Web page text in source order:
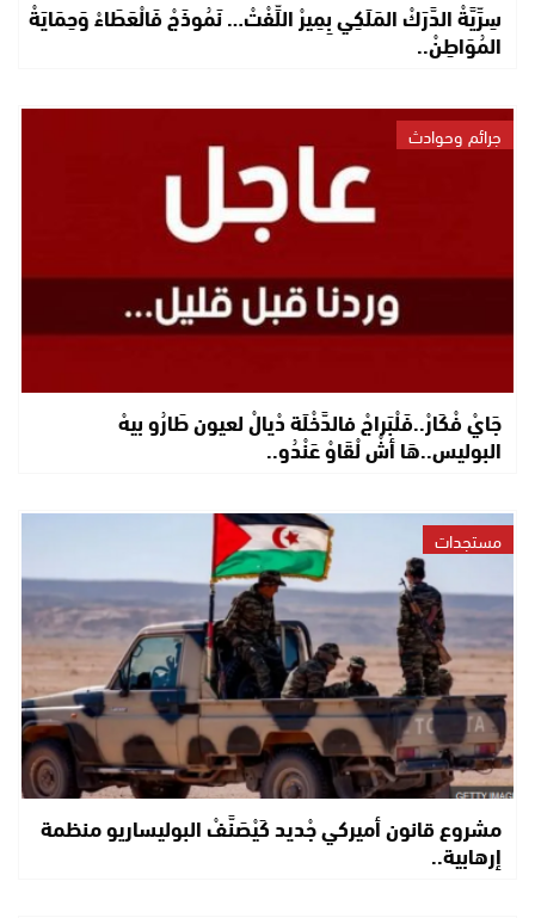
سِرِّيَّةْ الدَّرَكْ المَلَكِي بِمِيرْ اللِّفْتْ… نَمُوذَجْ فَالْعَطَاءْ وَحِمَايَةْ
المُوَاطِنْ..
جرائم وحوادث
جَايْ فْكَارْ..فَلْبَراجْ فالدَّخْلَة دْيالْ لعيون طَارُو بيهْ
البوليس..هَا أشْ لْقَاوْ عَنْدُو..
مستجدات
مشروع قانون أميركي جْديد كَيْصَنَّفْ البوليساريو منظمة
إرهابية..